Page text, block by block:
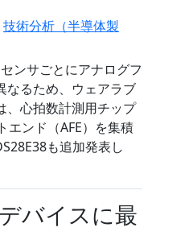
技術分析（半導体製
ンサごとにアナログフ
なるため、ウェアラブ
心拍数計測用チップ
エンド（AFE）を集積
も追加発表し
バイスに最